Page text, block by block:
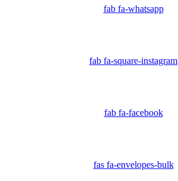
fab fa-whatsapp
fab fa-square-instagram
fab fa-facebook
fas fa-envelopes-bulk